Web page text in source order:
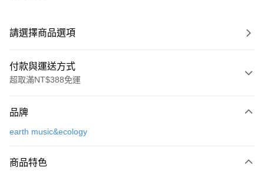
請選擇商品選項
付款與運送方式
超取滿NT$388免運
信用卡一次付款
3 期 0 利率 每期
品牌
earth music&ecology
商品特色